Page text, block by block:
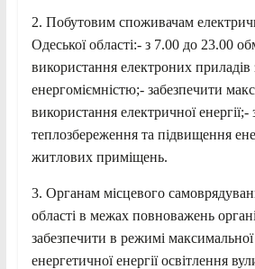
2. Побутовим споживачам
Одеської області:- з 7.00 до 23.00
використання електроних
енергоміємністю;- забезпечити
використання електричної енергії;-
теплозбереження та підвищення
житлових приміщень.
3. Органам місцевого
області в межах повноважень
забезпечити в режимі максимальної
енергетичної енергії освітлення